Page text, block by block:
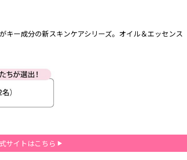
キー成分の新スキンケアシリーズ。オイル＆エッセンス
サイトはこちら